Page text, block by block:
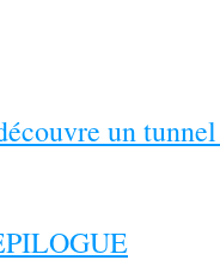
un